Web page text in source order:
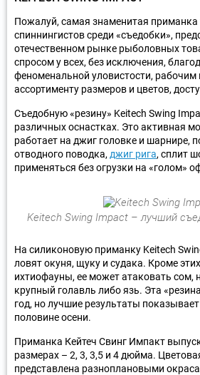
Пожалуй, самая знаменитая приманка
спиннингистов среди «съедобки»,
отечественном рынке рыболовных
спросом у всех, без исключения,
феноменальной уловистости,
ассортименту размеров и цветов,
Съедобную «резину» Keitech Swing
различных оснастках. Это активная
работает на джиг головке и шарнире,
отводного поводка, джиг рига, сплит
применяться без огрузки на «голом»
Keitech Swing Impact – лучший
На силиконовую приманку Keitech
ловят окуня, щуку и судака. Кроме
ихтиофауны, ее может атаковать сом,
крупный голавль либо язь. Эта
год, но лучшие результаты
половине осени.
Приманка Кейтеч Свинг Импакт
размерах – 2, 3, 3,5 и 4 дюйма.
представлена разноплановыми